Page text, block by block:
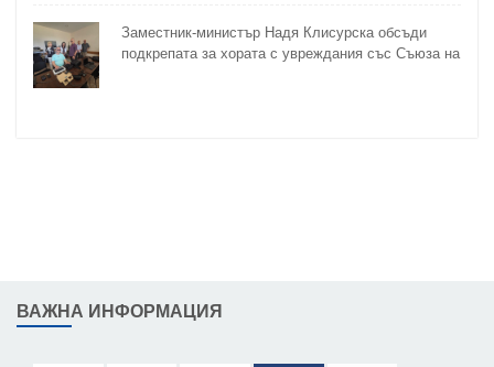
Заместник-министър Надя Клисурска обсъди
подкрепата за хората с увреждания със Съюза на
ВАЖНА ИНФОРМАЦИЯ